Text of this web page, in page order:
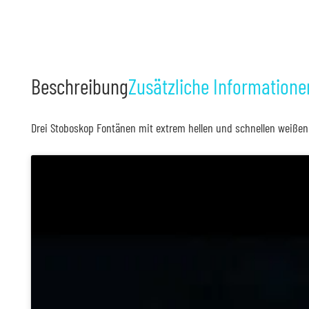
BeschreibungZusätzliche
Drei Stoboskop Fontänen mit extrem hellen und schnellen